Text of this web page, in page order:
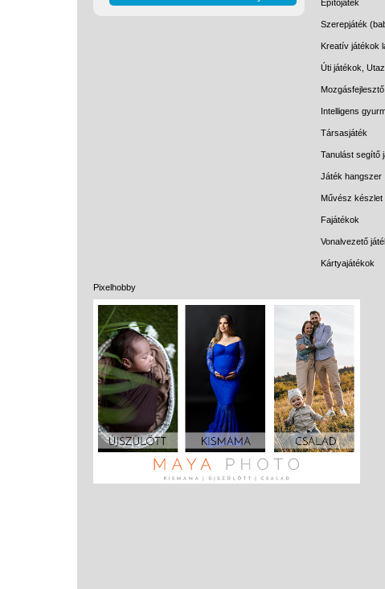
Pixelhobby
Építőjáték
Szerepjáték
Kreatív játékok
Úti játékok,
Intelligens
Társasjáték
Tanulást segítő
Játék hangszer
Művész készlet
Fajátékok
Vonalvezető
Kártyajátékok